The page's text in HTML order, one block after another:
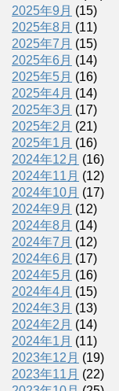
2025年9月 (15)
2025年8月 (11)
2025年7月 (15)
2025年6月 (14)
2025年5月 (16)
2025年4月 (14)
2025年3月 (17)
2025年2月 (21)
2025年1月 (16)
2024年12月 (16)
2024年11月 (12)
2024年10月 (17)
2024年9月 (12)
2024年8月 (14)
2024年7月 (12)
2024年6月 (17)
2024年5月 (16)
2024年4月 (15)
2024年3月 (13)
2024年2月 (14)
2024年1月 (11)
2023年12月 (19)
2023年11月 (22)